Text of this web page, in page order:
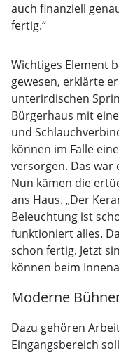
auch finanziell
fertig.“
Wichtiges Element
gewesen, erklärte
unterirdischen
Bürgerhaus mit
und
können im Falle
versorgen. Das war
Nun kämen die
ans Haus. „Der
Beleuchtung ist
funktioniert alles.
schon fertig. Jetzt
können beim
Moderne
Dazu gehören
Eingangsbereich